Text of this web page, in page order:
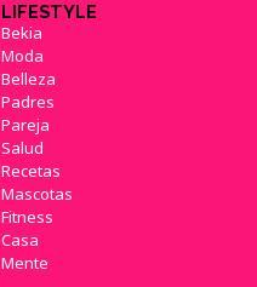
LIFESTYLE
Bekia
Moda
Belleza
Padres
Pareja
Salud
Recetas
Mascotas
Fitness
Casa
Mente